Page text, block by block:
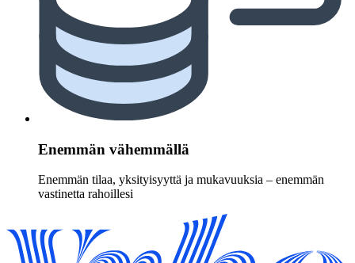
Enemmän vähemmällä
Enemmän tilaa, yksityisyyttä ja mukavuuksia – enemmän
vastinetta rahoillesi